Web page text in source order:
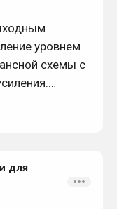
уровнем
схемы с
для